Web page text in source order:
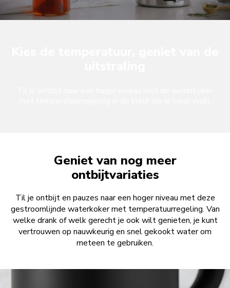
Geniet van nog meer
ontbijtvariaties
Til je ontbijt en pauzes naar een hoger niveau met deze
gestroomlijnde waterkoker met temperatuurregeling. Van
welke drank of welk gerecht je ook wilt genieten, je kunt
vertrouwen op nauwkeurig en snel gekookt water om
meteen te gebruiken.